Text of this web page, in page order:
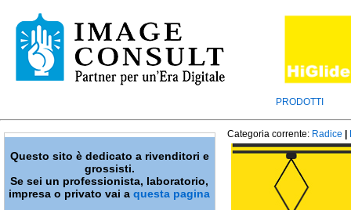
PRODOTTI
Questo sito è dedicato a rivenditori e
grossisti.
Se sei un professionista, laboratorio,
impresa o privato vai aquesta pagina
Categoria corrente: Radice